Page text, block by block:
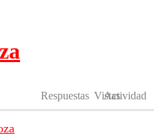
Respuestas Vistas
Actividad